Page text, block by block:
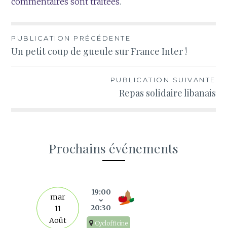
Navigation
de
PUBLICATION PRÉCÉDENTE
Un petit coup de gueule sur France Inter !
PUBLICATION SUIVANTE
Repas solidaire libanais
Prochains événements
mar
11
Août
19:00
20:30
Cyclofficine